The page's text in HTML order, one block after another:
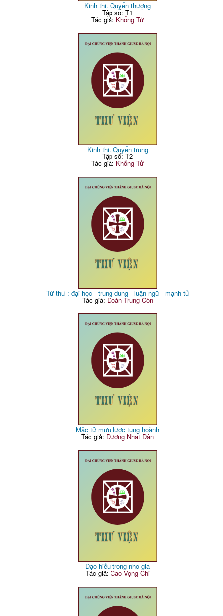
Kinh thi. Quyển thượng
Tập số: T1
Tác giả: Khổng Tử
Kinh thi. Quyển trung
Tập số: T2
Tác giả: Khổng Tử
Tứ thư : đại học - trung dung - luận ngữ - mạnh tử
Tác giả: Đoàn Trung Còn
Mặc tử mưu lược tung hoành
Tác giả: Dương Nhất Dân
Đạo hiếu trong nho gia
Tác giả: Cao Vọng Chi